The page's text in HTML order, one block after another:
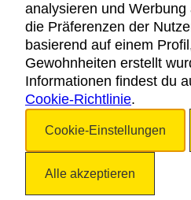
RECHTLICHER
analysieren und
die Präferenzen der
basierend auf einem
Gewohnheiten erstellt
Informationen findest du
Cookie-Richtlinie.
Cookie-Einstellungen
Alle akzeptieren